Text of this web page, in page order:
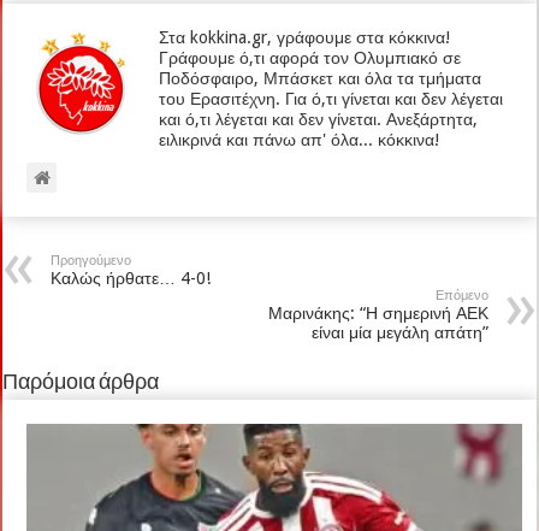
Στα kokkina.gr, γράφουμε στα κόκκινα!
Γράφουμε ό,τι αφορά τον Ολυμπιακό σε
Ποδόσφαιρο, Μπάσκετ και όλα τα τμήματα
του Ερασιτέχνη. Για ό,τι γίνεται και δεν λέγεται
και ό,τι λέγεται και δεν γίνεται. Ανεξάρτητα,
ειλικρινά και πάνω απ' όλα... κόκκινα!
Προηγούμενο
Καλώς ήρθατε… 4-0!
Επόμενο
Μαρινάκης: “Η σημερινή ΑΕΚ
είναι μία μεγάλη απάτη”
Παρόμοια άρθρα